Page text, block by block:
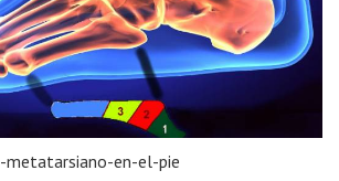
en-el-pie